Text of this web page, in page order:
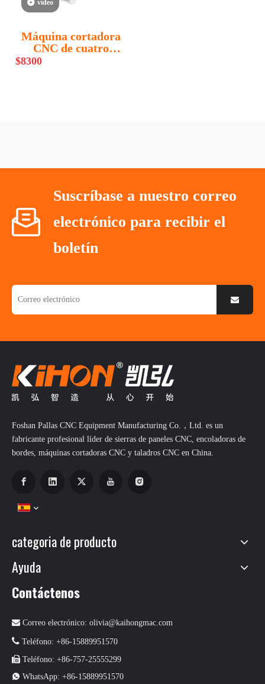
vídeo
Máquina cortadora
CNC de cuatro
procesos KN-NC4
$8300
Suscríbase a nuestro correo
electrónico para recibir el
boletín
Foshan Pallas CNC Equipment Manufacturing Co.，Ltd. es un
fabricante profesional líder de sierras de paneles CNC, encoladoras de
bordes, máquinas cortadoras CNC y taladros CNC en China.
categoria de producto
Ayuda
Contáctenos
 Correo electrónico: olivia@kaihongmac.com
 Teléfono: +86-15889951570
 Teléfono: +86-757-25555299
 WhatsApp: +86-15889951570